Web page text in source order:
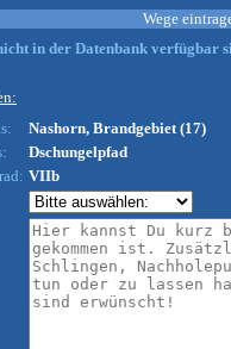
Wege
in der Datenbank verfügbar
Nashorn, Brandgebiet (17)
Dschungelpfad
VIIb